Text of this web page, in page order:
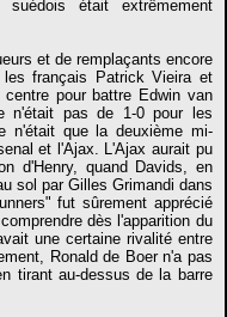
était extrêmement
et de remplaçants encore
français Patrick Vieira et
pour battre Edwin van
n'était pas de 1-0 pour les
n'était que la deuxième mi-
et l'Ajax. L'Ajax aurait pu
d'Henry, quand Davids, en
sol par Gilles Grimandi dans
fut sûrement apprécié
dès l'apparition du
une certaine rivalité entre
Ronald de Boer n'a pas
tirant au-dessus de la barre